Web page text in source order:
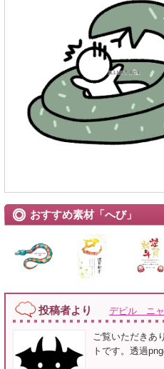
おすすめ素材「へび」
投稿者より デビル ニャ
ご覧いただきあ
トです。透過